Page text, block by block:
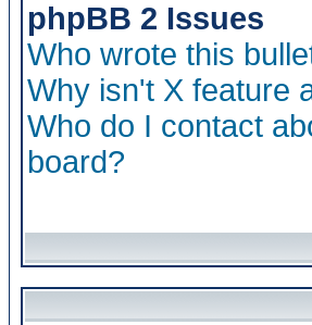
phpBB 2 Issues
Who wrote this
Why isn't X feature
Who do I contact
board?